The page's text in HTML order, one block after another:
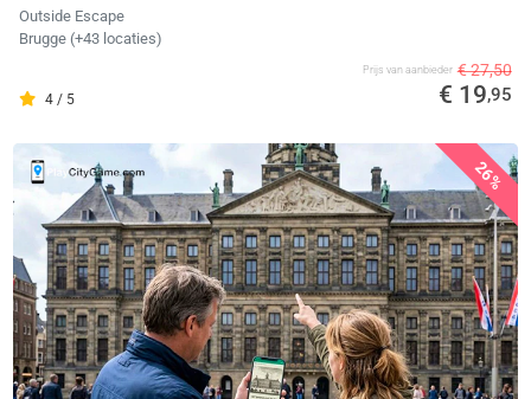
Outside Escape
Brugge (+43 locaties)
4 / 5
Prijs van aanbieder € 27,50
€ 19,95
26%